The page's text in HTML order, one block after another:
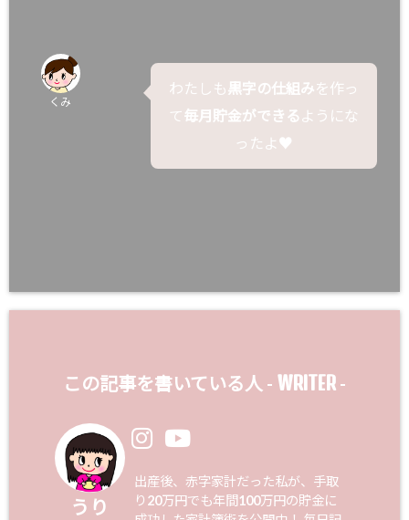
わたしも黒字の仕組みを作っ
て毎月貯金ができる ようにな
ったよ♥
くみ
この記事を書いている人 - WRITER -
うり
出産後、赤字家計だった私が、手取
り20万円でも年間100万円の貯金に